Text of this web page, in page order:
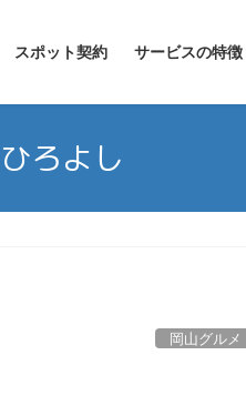
スポット契約 サービスの特徴
ひろよし
岡山グルメ